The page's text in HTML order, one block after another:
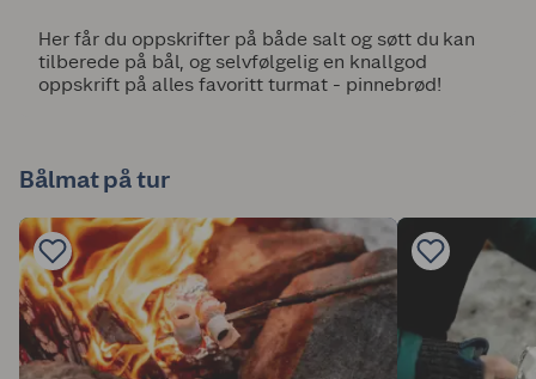
Her får du oppskrifter på både salt og søtt du kan
tilberede på bål, og selvfølgelig en knallgod
oppskrift på alles favoritt turmat - pinnebrød!
Bålmat på tur